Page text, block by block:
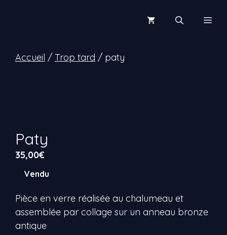
Accueil / Trop tard / paty
Paty
35,00€
Vendu
Pièce en verre réalisée au chalumeau et
assemblée par collage sur un anneau bronze
antique